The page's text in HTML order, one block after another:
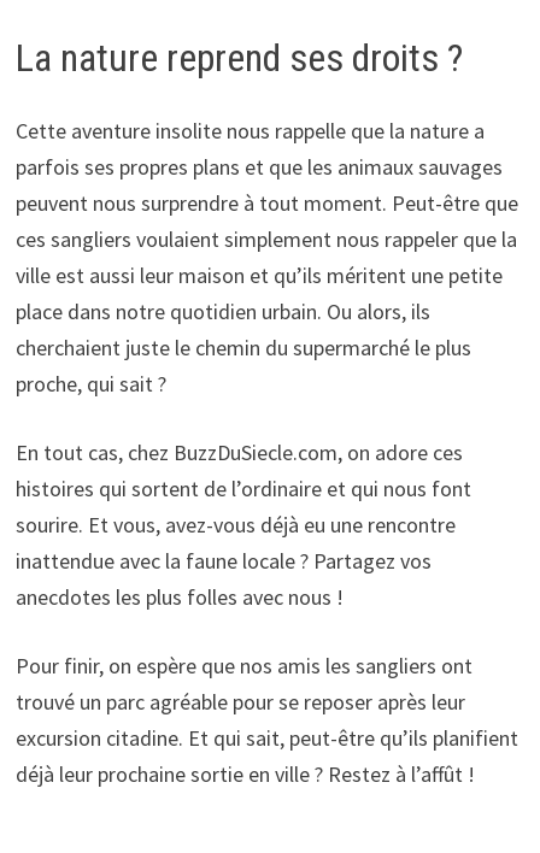
La nature reprend ses droits ?
Cette aventure insolite nous rappelle que la nature a
parfois ses propres plans et que les animaux sauvages
peuvent nous surprendre à tout moment. Peut-être que
ces sangliers voulaient simplement nous rappeler que la
ville est aussi leur maison et qu’ils méritent une petite
place dans notre quotidien urbain. Ou alors, ils
cherchaient juste le chemin du supermarché le plus
proche, qui sait ?
En tout cas, chez BuzzDuSiecle.com, on adore ces
histoires qui sortent de l’ordinaire et qui nous font
sourire. Et vous, avez-vous déjà eu une rencontre
inattendue avec la faune locale ? Partagez vos
anecdotes les plus folles avec nous !
Pour finir, on espère que nos amis les sangliers ont
trouvé un parc agréable pour se reposer après leur
excursion citadine. Et qui sait, peut-être qu’ils planifient
déjà leur prochaine sortie en ville ? Restez à l’affût !